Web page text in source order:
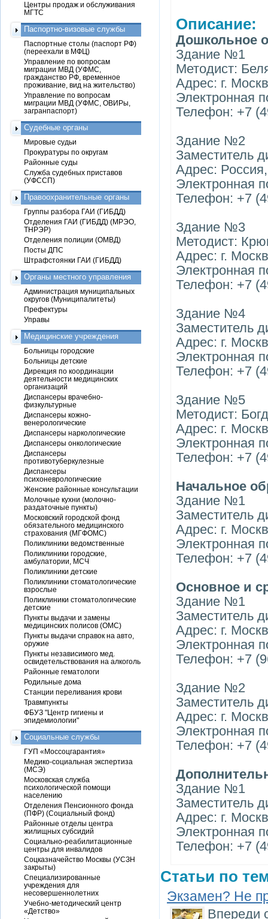
Описание:
Дошкольное
Здание №1
Методист:
Адрес: г.
Электронная
Телефон: +7
Здание №2
Заместитель
Адрес:
Электронная
Телефон: +7
Здание №3
Методист:
Адрес: г.
Электронная
Телефон: +7
Здание №4
Заместитель
Адрес: г.
Электронная
Телефон: +7
Здание №5
Методист:
Адрес: г.
Электронная
Телефон: +7
Начальное
Здание №1
Заместитель
Адрес: г.
Электронная
Телефон: +7
Основное и
Здание №1
Заместитель
Адрес: г.
Электронная
Телефон: +7
Здание №2
Заместитель
Адрес: г.
Электронная
Телефон: +7
Здание №1
Заместитель
Адрес: г.
Электронная
Телефон: +7
Статьи по
Экзамен? Не
Впереди
Центры продаж и обслуживания
МГТС
Паспортно-визовые службы
Паспортные столы (паспорт РФ)
(переехали в МФЦ)
Управление по вопросам
миграции МВД (УФМС,
гражданство РФ, временное
проживание, вид на жительство)
Управление по вопросам
миграции МВД (УФМС, ОВИРы,
загранпаспорт)
Судебные органы
Мировые судьи
Прокуратуры по округам
Районные суды
Служба судебных приставов
(УФССП)
Правоохранительные органы
Группы разбора ГАИ (ГИБДД)
Отделения ГАИ (ГИБДД) (МРЭО,
ТНРЭР)
Отделения полиции (ОМВД)
Посты ДПС
Штрафстоянки ГАИ (ГИБДД)
Органы местного управления
Администрация муниципальных
округов (Муниципалитеты)
Префектуры
Управы
Медицинские учреждения
Больницы городские
Больницы детские
Дирекция по координации
деятельности медицинских
организаций
Диспансеры врачебно-
физкультурные
Диспансеры кожно-
венерологические
Диспансеры наркологические
Диспансеры онкологические
Диспансеры
противотуберкулезные
Диспансеры
психоневрологические
Женские районные консультации
Молочные кухни (молочно-
раздаточные пункты)
Московский городской фонд
обязательного медицинского
страхования (МГФОМС)
Поликлиники ведомственные
Поликлиники городские,
амбулатории, МСЧ
Поликлиники детские
Поликлиники стоматологические
взрослые
Поликлиники стоматологические
детские
Пункты выдачи и замены
медицинских полисов (ОМС)
Пункты выдачи справок на авто,
оружие
Пункты независимого мед.
освидетельствования на алкоголь
Районные гематологи
Родильные дома
Станции переливания крови
Травмпункты
ФБУЗ "Центр гигиены и
эпидемиологии"
Социальные службы
ГУП «Моссоцгарантия»
Медико-социальная экспертиза
(МСЭ)
Московская служба
психологической помощи
населению
Отделения Пенсионного фонда
(ПФР) (Социальный фонд)
Районные отделы центра
жилищных субсидий
Социально-реабилитационные
центры для инвалидов
Соцказначейство Москвы (УСЗН
закрыты)
Специализированные
учреждения для
несовершеннолетних
Учебно-методический центр
«Детство»